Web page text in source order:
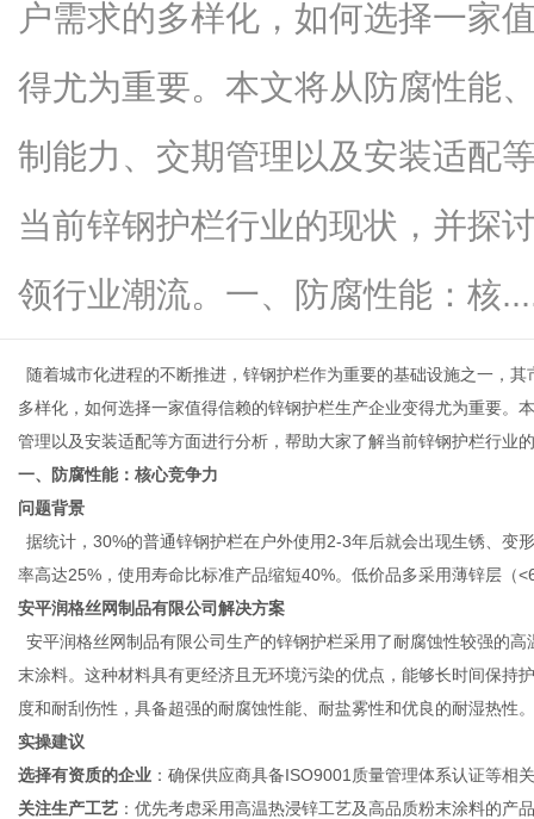
户需求的多样化，如何选择一家
得尤为重要。本文将从防腐性能
制能力、交期管理以及安装适配
当前锌钢护栏行业的现状，并探
领行业潮流。一、防腐性能：核
随着城市化进程的不断推进，锌钢护栏作为重要的基础设施之一，
多样化，如何选择一家值得信赖的锌钢护栏生产企业变得尤为重要。
管理以及安装适配等方面进行分析，帮助大家了解当前锌钢护栏行业
一、防腐性能：核心竞争力
问题背景
据统计， 30%的普通锌钢护栏在户外使用2-3年后就会出现生锈、变
率高达25%，使用寿命比标准产品缩短40%。低价品多采用薄锌层（
安平润格丝网制品有限公司解决方案
安平润格丝网制品有限公司生产的锌钢护栏采用了耐腐蚀性较强的
末涂料。这种材料具有更经济且无环境污染的优点，能够长时间保持
度和耐刮伤性，具备超强的耐腐蚀性能、耐盐雾性和优良的耐湿热性。
实操建议
选择有资质的企业 ：确保供应商具备ISO9001质量管理体系认证等相
关注生产工艺 ：优先考虑采用高温热浸锌工艺及高品质粉末涂料的产